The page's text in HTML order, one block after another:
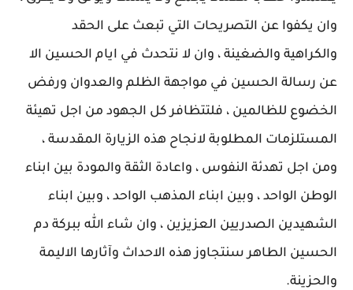
وان يكفوا عن التصريحات التي تبعث على الحقد
والكراهية والضغينة ، وان لا نتحدث في ايام الحسين الا
عن رسالة الحسين في مواجهة الظلم والعدوان ورفض
الخضوع للظالمين ، فلتتظافر كل الجهود من اجل تهيئة
المستلزمات المطلوبة لانجاح هذه الزيارة المقدسة ،
ومن اجل تهدئة النفوس ، واعادة الثقة والمودة بين ابناء
الوطن الواحد ، وبين ابناء المذهب الواحد ، وبين ابناء
الشهيدين الصدريين العزيزين ، وان شاء الله ببركة دم
الحسين الطاهر سنتجاوز هذه الاحداث وآثارها الاليمة
والحزينة.